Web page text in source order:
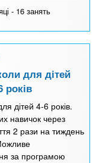
- 16 занять
для дітей
років
дітей 4-6 років.
навичок через
2 рази на тиждень
за програмою